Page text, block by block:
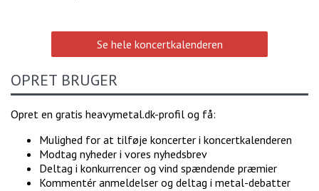
Se hele koncertkalenderen
OPRET BRUGER
Opret en gratis heavymetal.dk-profil og få:
Mulighed for at tilføje koncerter i koncertkalenderen
Modtag nyheder i vores nyhedsbrev
Deltag i konkurrencer og vind spændende præmier
Kommentér anmeldelser og deltag i metal-debatter